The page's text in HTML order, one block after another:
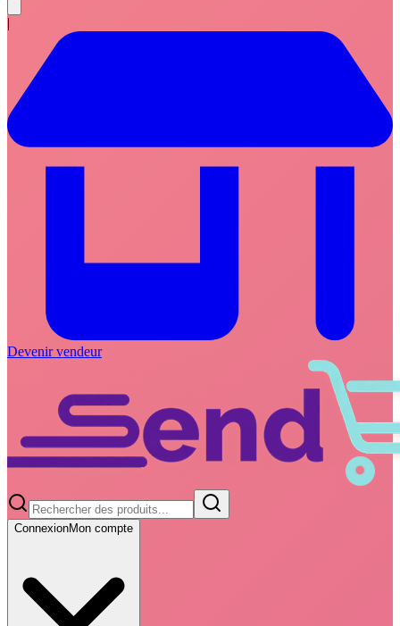
|
Devenir vendeur
ConnexionMon compte